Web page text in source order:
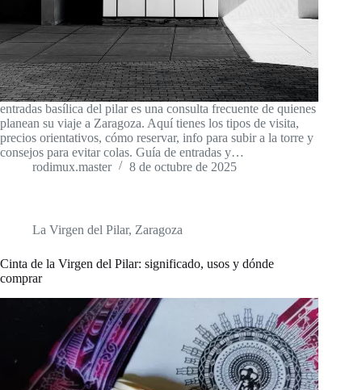
entradas basílica del pilar es una consulta frecuente de quienes
planean su viaje a Zaragoza. Aquí tienes los tipos de visita,
precios orientativos, cómo reservar, info para subir a la torre y
consejos para evitar colas. Guía de entradas y…
rodimux.master
8 de octubre de 2025
La Virgen del Pilar, Zaragoza
Cinta de la Virgen del Pilar: significado, usos y dónde
comprar